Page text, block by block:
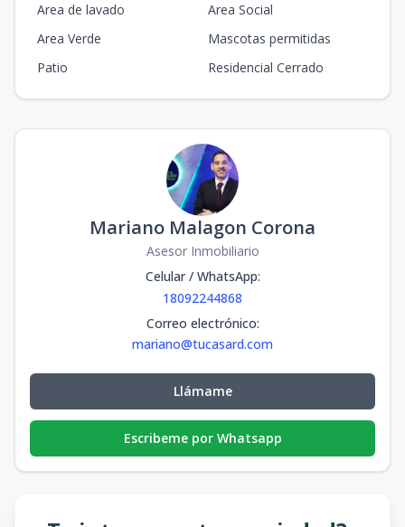
Area de lavado
Area Social
Area Verde
Mascotas permitidas
Patio
Residencial Cerrado
Mariano Malagon Corona
Asesor Inmobiliario
Celular / WhatsApp:
18092244868
Correo electrónico:
mariano@tucasard.com
Llámame
Escribeme por Whatsapp